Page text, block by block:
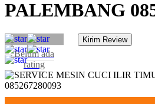
PALEMBANG
Belum ada
rating